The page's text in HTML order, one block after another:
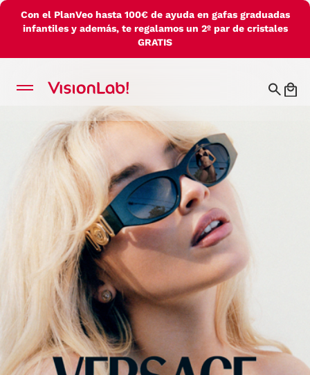
Con el PlanVeo hasta 100€ de ayuda en gafas graduadas
infantiles y además, te regalamos un 2º par de cristales
GRATIS